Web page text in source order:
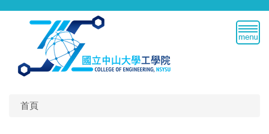
跳
首頁